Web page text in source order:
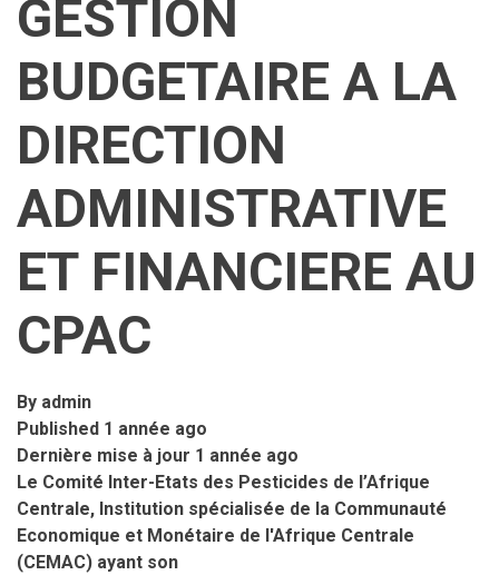
GESTION
BUDGETAIRE A LA
DIRECTION
ADMINISTRATIVE
ET FINANCIERE AU
CPAC
By admin
Published 1 année ago
Dernière mise à jour 1 année ago
Le Comité Inter-Etats des Pesticides de l’Afrique
Centrale, Institution spécialisée de la Communauté
Economique et Monétaire de l'Afrique Centrale
(CEMAC) ayant son